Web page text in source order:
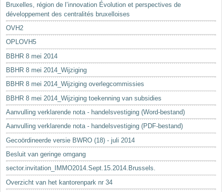
Bruxelles, région de l’innovation Évolution et perspectives de
développement des centralités bruxelloises
OVH2
OPLOVH5
BBHR 8 mei 2014
BBHR 8 mei 2014_Wijziging
BBHR 8 mei 2014_Wijziging overlegcommissies
BBHR 8 mei 2014_Wijziging toekenning van subsidies
Aanvulling verklarende nota - handelsvestiging (Word-bestand)
Aanvulling verklarende nota - handelsvestiging (PDF-bestand)
Gecoördineerde versie BWRO (18) - juli 2014
Besluit van geringe omgang
sector.invitation_IMMO2014.Sept.15.2014.Brussels.
Overzicht van het kantorenpark nr 34